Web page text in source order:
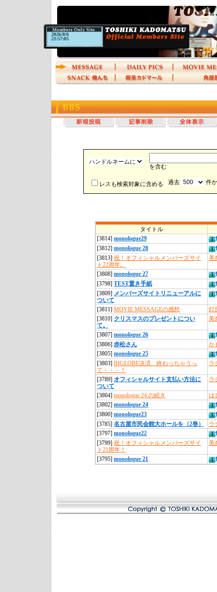
2026/8/6
21:57:05
を含む
レスも検索対象に含める 過去 件
タイトル
[3814] monologue29
[3812] monologue 28
[3813] 祝！オフィシャルメンバーズサイ
ト22周年。
美
[3808] monologue 27
[3798] TEST置き手紙
[3809] メンバーズサイトリニューアルに
ついて
[3811] MOVIE MESSAGEの感想
灯
[3810] クリスマスのプレゼントについ
て。
美
[3807] monologue 26
[3806] 赤松さん
か
[3805] monologue 25
[3803] BIGLOBE決済、終わっちゃうっ
て・・・！
ラ
[3789] オフィシャルサイト支払い方法に
ついて
ラ
[3804] monologue 24 の続き
は
[3802] monologue 24
[3800] monologue23
[3785] 名古屋市民会館大ホールを（2巻）
ラ
[3797] monologue22
[3799] 祝！オフィシャルメンバーズサイ
ト21周年！
美
[3795] monologue 21